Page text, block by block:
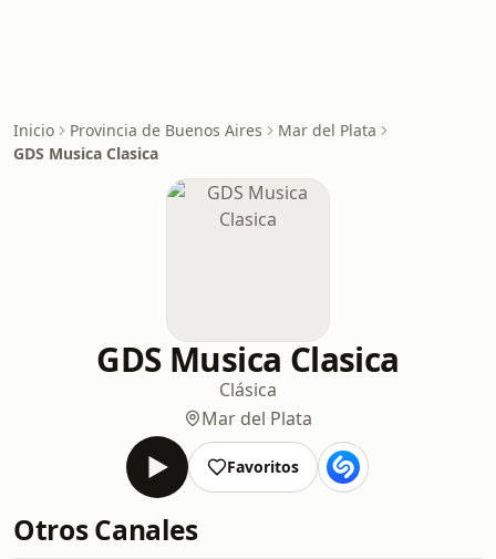
Inicio Provincia de Buenos Aires
Mar del Plata
GDS Musica Clasica
GDS Musica Clasica
Clásica
Mar del Plata
Favoritos
Otros Canales